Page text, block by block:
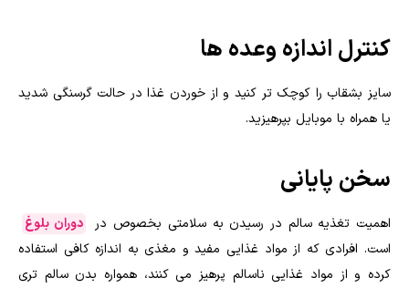
کنترل اندازه وعده ها
سایز بشقاب را کوچک تر کنید و از خوردن غذا در حالت گرسنگی شدید
یا همراه با موبایل بپرهیزید.
سخن پایانی
اهمیت تغذیه سالم در رسیدن به سلامتی بخصوص در
دوران بلوغ
است. افرادی که از مواد غذایی مفید و مغذی به اندازه کافی استفاده
کرده و از مواد غذایی ناسالم پرهیز می کنند، همواره بدن سالم تری